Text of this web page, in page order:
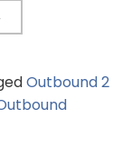
Outbound 2